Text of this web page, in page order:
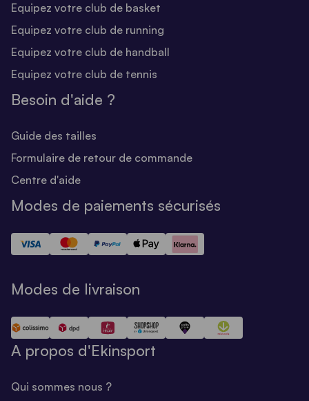
Equipez votre club de basket
Equipez votre club de running
Equipez votre club de handball
Equipez votre club de tennis
Besoin d'aide ?
Guide des tailles
Formulaire de retour de commande
Centre d'aide
Modes de paiements sécurisés
Modes de livraison
A propos d'Ekinsport
Qui sommes nous ?